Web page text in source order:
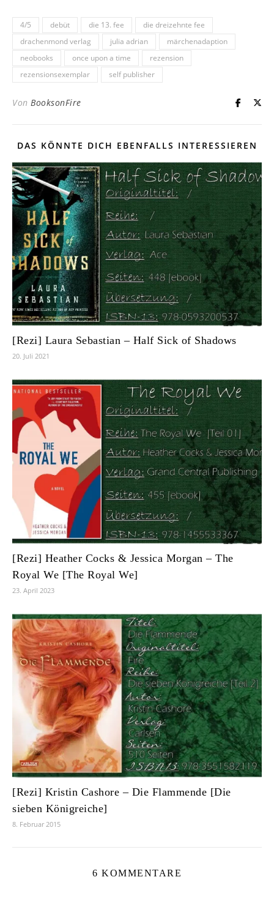
4/5 debüt die 13. fee
die dreizehnte fee
drachenmond verlag
julia adrian
märchenadaption
neobooks
once upon a time
rezension
rezensionsexemplar
self publisher
Von BooksonFire
DAS KÖNNTE DICH EBENFALLS INTERESSIEREN
[Rezi] Laura Sebastian – Half Sick of Shadows
20. Juli 2021
[Rezi] Heather Cocks & Jessica Morgan – The
Royal We [The Royal We]
23. April 2023
[Rezi] Kristin Cashore – Die Flammende [Die
sieben Königreiche]
8. Februar 2015
6 KOMMENTARE